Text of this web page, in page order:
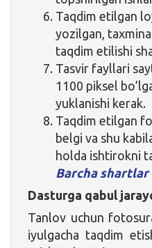
Taqdim etilgan
yozilgan,
taqdim etilishi
Tasvir fayllari
1100 piksel
yuklanishi kerak.
Taqdim etilgan
belgi va shu
holda ishtirokni
Barcha shartlar
Dasturga qabul
Tanlov uchun
iyulgacha taqdim